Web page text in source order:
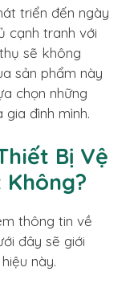
triển đến ngày
cạnh tranh với
sẽ không
sản phẩm này
chọn những
đình mình.
Bị Vệ
thông tin về
đây sẽ giới
này.